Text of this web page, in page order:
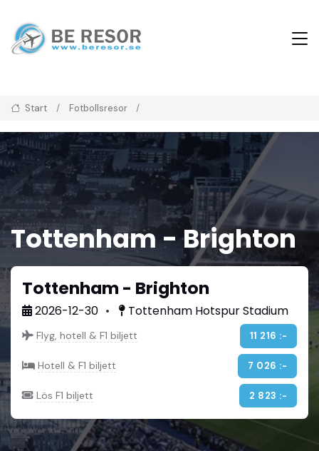
Start Fotbollsresor
Tottenham - Brighton
Tottenham - Brighton
2026-12-30 Tottenham Hotspur Stadium
Flyg, hotell & F1 biljett 11 216 :-
Hotell & F1 biljett 7 026 :-
Lös F1 biljett 2 823 :-